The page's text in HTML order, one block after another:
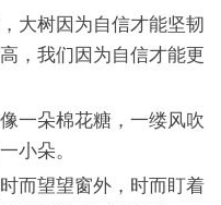
树因为自信才能坚韧
，我们因为自信才能更
朵棉花糖，一缕风吹
小朵。
望望窗外，时而盯着